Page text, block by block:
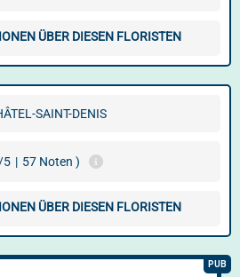
ÜBER DIESEN FLORISTEN
SAINT-DENIS
5 | 57 Noten )
ÜBER DIESEN FLORISTEN